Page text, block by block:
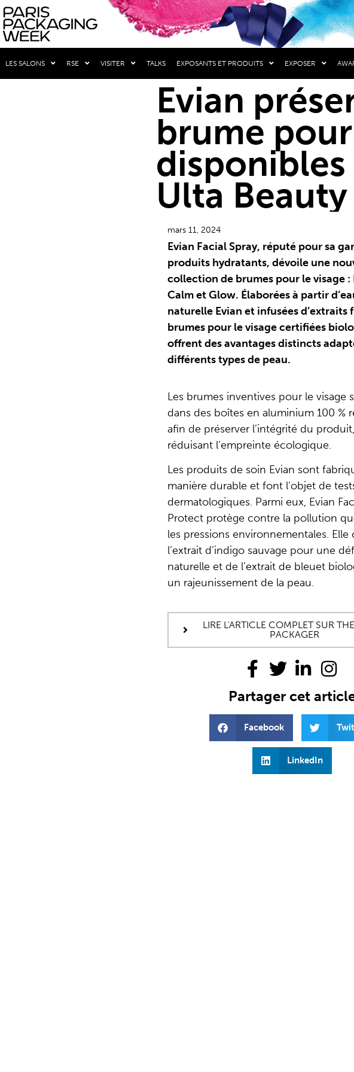
LES SALONS RSE VISITER TALKS EXPOSANTS ET PRODUITS EXPOSER
Evian
brume
Ulta Beauty
mars 11, 2024
Evian Facial Spray, réputé pour sa
produits hydratants, dévoile une
collection de brumes pour le visage :
Calm et Glow. Élaborées à partir
naturelle Evian et infusées d’extraits
brumes pour le visage certifiées
offrent des avantages distincts
différents types de peau.
Les brumes inventives pour le visage
dans des boîtes en aluminium 100 %
afin de préserver l’intégrité du
réduisant l’empreinte écologique.
Les produits de soin Evian sont
manière durable et font l’objet de
dermatologiques. Parmi eux, Evian
Protect protège contre la pollution
les pressions environnementales.
l’extrait d’indigo sauvage pour une
naturelle et de l’extrait de bleuet
un rajeunissement de la peau.
LIRE L'ARTICLE COMPLET SUR
PACKAGER
Partager cet
Facebook
LinkedIn